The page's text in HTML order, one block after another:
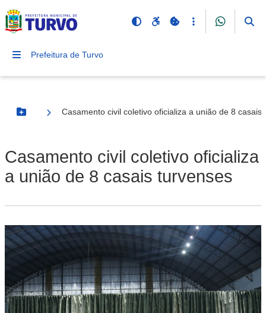
Prefeitura de Turvo
Botão Menu
Casamento civil coletivo oficializa a união de 8 casais
Casamento civil coletivo oficializa
a união de 8 casais turvenses